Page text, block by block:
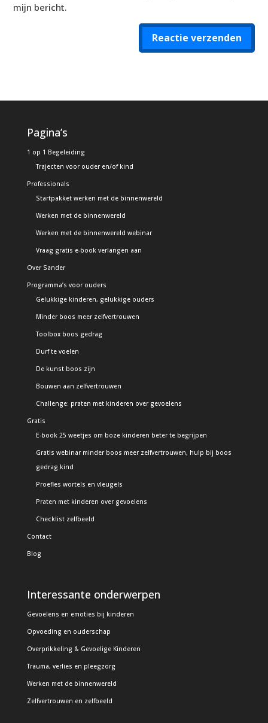
mijn bericht.
Reactie verzenden
Pagina’s
1 op 1 Begeleiding
Trajecten voor ouder en/of kind
Professionals
Startpakket werken met de binnenwereld
Werken met de binnenwereld
Werken met de binnenwereld webinar
Vraag gratis e-book verlangen aan
Over Sander
Programma’s voor ouders
Gelukkige kinderen, gelukkige ouders
Minder boos meer zelfvertrouwen
Toolbox boos gedrag
Durf te voelen
De kunst boos zijn
Bouwen aan zelfvertrouwen
Challenge: praten met kinderen over gevoelens
Gratis
E-book 25 weetjes om boze kinderen beter te begrijpen
Gratis webinar minder boos meer zelfvertrouwen, hulp bij boos
gedrag kind
Proefles wortels en vleugels
Praten met kinderen over gevoelens
Checklist zelfbeeld
Contact
Blog
Interessante onderwerpen
Gevoelens en emoties bij kinderen
Opvoeding en ouderschap
Overprikkeling & Gevoelige Kinderen
Trauma, verlies en pleegzorg
Werken met de binnenwereld
Zelfvertrouwen en zelfbeeld